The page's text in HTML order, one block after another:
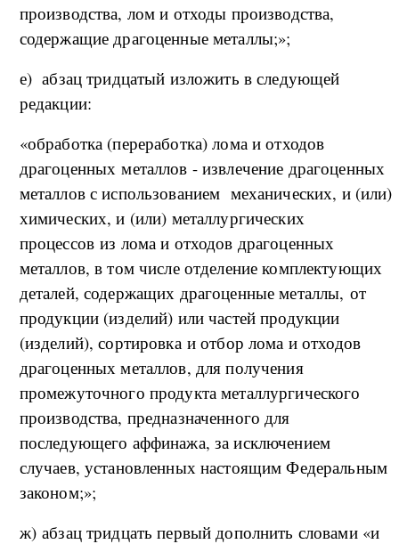
производства, лом и отходы производства,
содержащие драгоценные металлы;»;
е) абзац тридцатый изложить в следующей
редакции:
«обработка (переработка) лома и отходов
драгоценных металлов - извлечение драгоценных
металлов с использованием механических, и (или)
химических, и (или) металлургических
процессов из лома и отходов драгоценных
металлов, в том числе отделение комплектующих
деталей, содержащих драгоценные металлы, от
продукции (изделий) или частей продукции
(изделий), сортировка и отбор лома и отходов
драгоценных металлов, для получения
промежуточного продукта металлургического
производства, предназначенного для
последующего аффинажа, за исключением
случаев, установленных настоящим Федеральным
законом;»;
ж) абзац тридцать первый дополнить словами «и